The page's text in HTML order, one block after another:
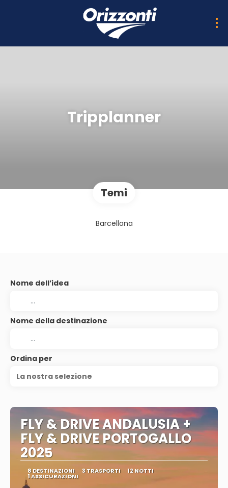
Tripplanner
Temi
Barcellona
Nome dell’idea
Nome della destinazione
Ordina per
La nostra selezione
FLY & DRIVE ANDALUSIA +
FLY & DRIVE PORTOGALLO
2025
8 DESTINAZIONI 3 TRASPORTI 12 NOTTI
1 ASSICURAZIONI